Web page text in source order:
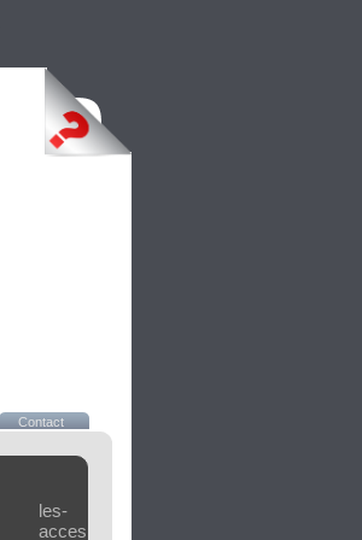
Contact
les-
accessoires.ch